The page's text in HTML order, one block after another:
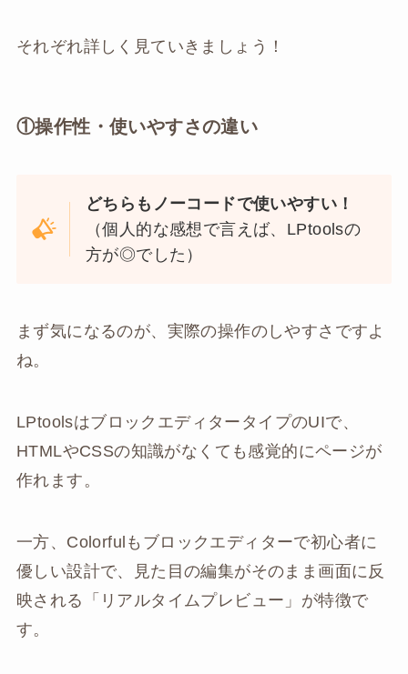
それぞれ詳しく見ていきましょう！
①操作性・使いやすさの違い
どちらもノーコードで使いやすい！
（個人的な感想で言えば、LPtoolsの
方が◎でした）
まず気になるのが、実際の操作のしやすさですよ
ね。
LPtoolsはブロックエディタータイプのUIで、
HTMLやCSSの知識がなくても感覚的にページが
作れます。
一方、Colorfulもブロックエディターで初心者に
優しい設計で、見た目の編集がそのまま画面に反
映される「リアルタイムプレビュー」が特徴で
す。